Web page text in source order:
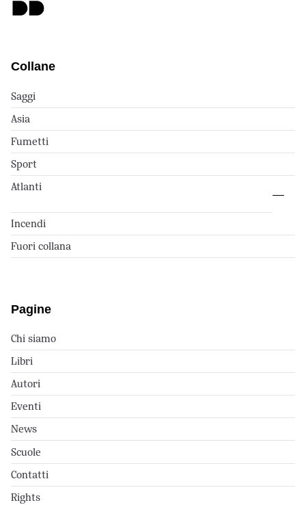
Collane
Saggi
Asia
Fumetti
Sport
Atlanti
Incendi
Fuori collana
Pagine
Chi siamo
Libri
Autori
Eventi
News
Scuole
Contatti
Rights